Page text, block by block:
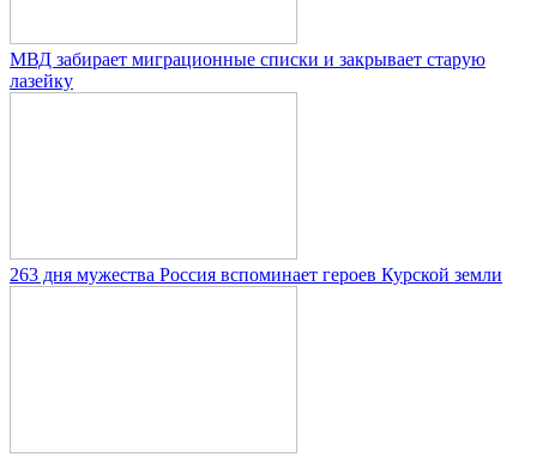
МВД забирает миграционные списки и закрывает старую
лазейку
263 дня мужества Россия вспоминает героев Курской земли